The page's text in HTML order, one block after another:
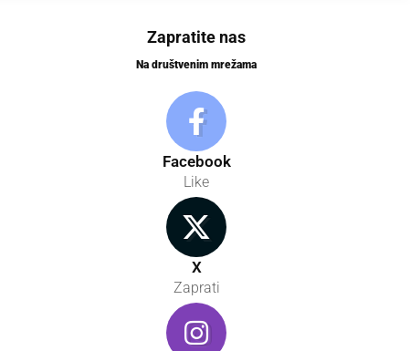
Zapratite nas
Na društvenim mrežama
Facebook
Like
X
Zaprati